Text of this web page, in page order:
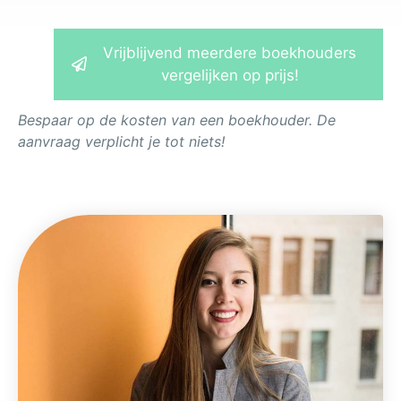
Vrijblijvend meerdere boekhouders
vergelijken op prijs!
Bespaar op de kosten van een boekhouder. De
aanvraag verplicht je tot niets!